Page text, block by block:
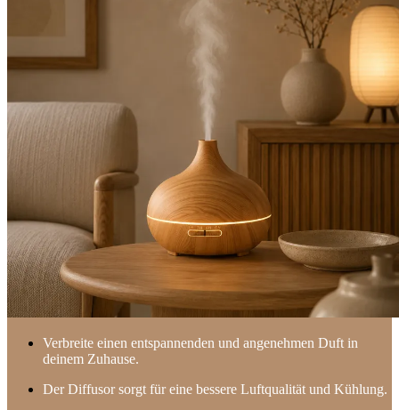
Verbreite einen entspannenden und angenehmen Duft in
deinem Zuhause.
Der Diffusor sorgt für eine bessere Luftqualität und Kühlung.